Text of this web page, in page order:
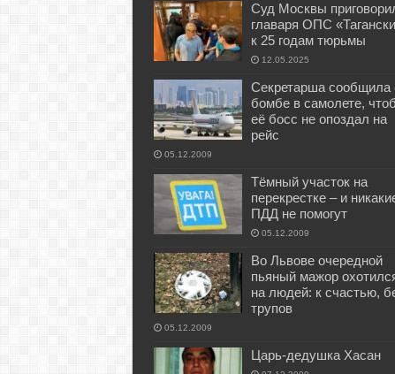
Суд Москвы
главаря ОПС
к 25 годам тюрьмы
12.05.2025
Секретарша сообщила
бомбе в самолете,
её босс не опоздал на
рейс
05.12.2009
Тёмный участок на
перекрестке – и
ПДД не помогут
05.12.2009
Во Львове очередной
пьяный мажор
на людей: к счастью,
трупов
05.12.2009
Царь-дедушка Хасан